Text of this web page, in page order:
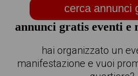
cerca annunci
annunci gratis eventi e
hai organizzato un
manifestazione e vuoi